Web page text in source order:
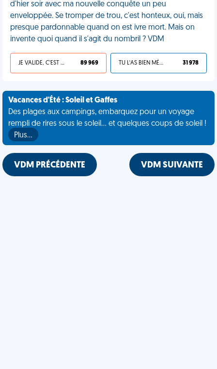
d'hier soir avec ma nouvelle conquête un peu
enveloppée. Se tromper de trou, c'est honteux, oui, mais
presque pardonnable quand on est ivre mort. Mais on
invente quoi quand il s'agit du nombril ? VDM
JE VALIDE, C'EST UNE VDM 89 969 TU L'AS BIEN MÉRITÉ 31 978
Vacances d'Été : Soleil et Gaffes
Des plages aux campings, embarquez pour un voyage
rempli de rires sous le soleil... et quelques coups de soleil !
Plus…
VDM PRÉCÉDENTE VDM SUIVANTE